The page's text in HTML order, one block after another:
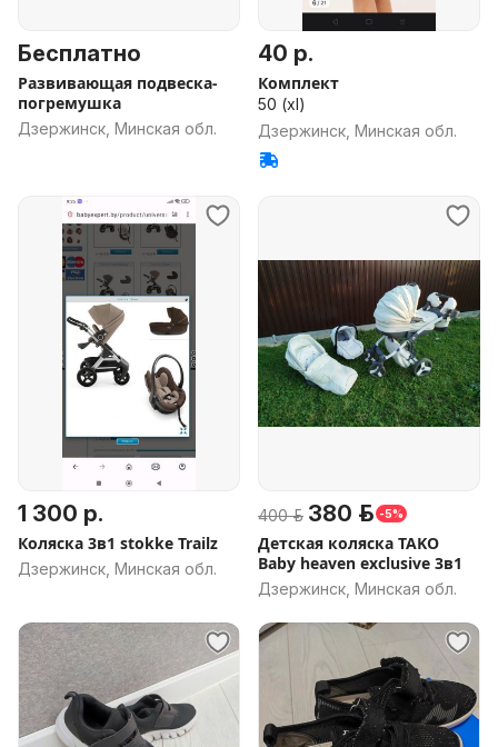
Бесплатно
Развивающая подвеска-
погремушка
Дзержинск, Минская обл.
40 р.
Комплект
50 (xl)
Дзержинск, Минская обл.
1 300 р.
Коляска 3в1 stokke Trailz
Дзержинск, Минская обл.
400 р. 380 р. -5%
Детская коляска TAKO
Baby heaven exclusive 3в1
Дзержинск, Минская обл.